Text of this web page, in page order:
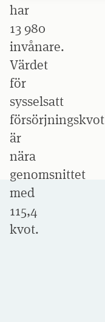
har
13 980
invånare.
Värdet
för
sysselsatt
försörjningskvot
är
nära
genomsnittet
med
115,4
kvot.